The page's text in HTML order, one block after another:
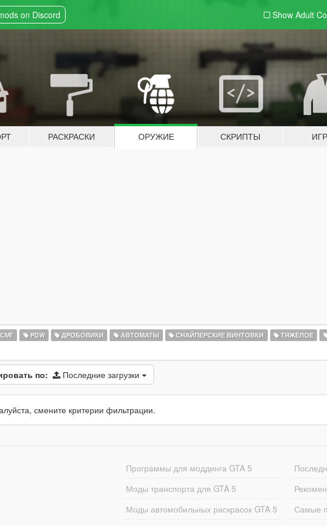
on Discord Show Adult
РАСКРАСКИ ОРУЖИЕ СКРИПТЫ
PDW ДРОБОВИКИ АВТОМАТЫ СНАЙПЕРСКИЕ ВИНТОВКИ ТЯЖЁЛОЕ
по: Последние загрузки
смените критерии фильтрации.
Программы для моддинга GTA 5
Моды транспорта для GTA 5
Моды автомобильных раскрасок GTA 5
Самые